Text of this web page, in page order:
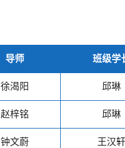
导师 班级学
徐渴阳 邱琳
赵梓铭 邱琳
钟文蔚 王汉轩